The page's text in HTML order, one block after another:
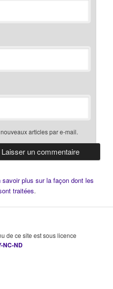
articles par e-mail.
savoir plus sur la façon dont les
traitées.
de ce site est sous licence
NC-ND